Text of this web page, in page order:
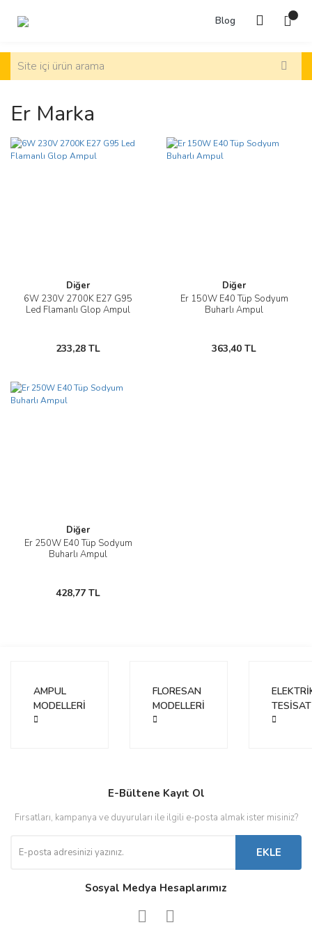
Blog
Er Marka
Diğer
6W 230V 2700K E27 G95
Led Flamanlı Glop Ampul
233,28 TL
Diğer
Er 150W E40 Tüp Sodyum
Buharlı Ampul
363,40 TL
Diğer
Er 250W E40 Tüp Sodyum
Buharlı Ampul
428,77 TL
AMPUL
MODELLERİ
FLORESAN
MODELLERİ
TESİSAT
E-Bültene Kayıt Ol
Fırsatları, kampanya ve duyuruları ile ilgili e-posta almak ister misiniz?
EKLE
Sosyal Medya Hesaplarımız